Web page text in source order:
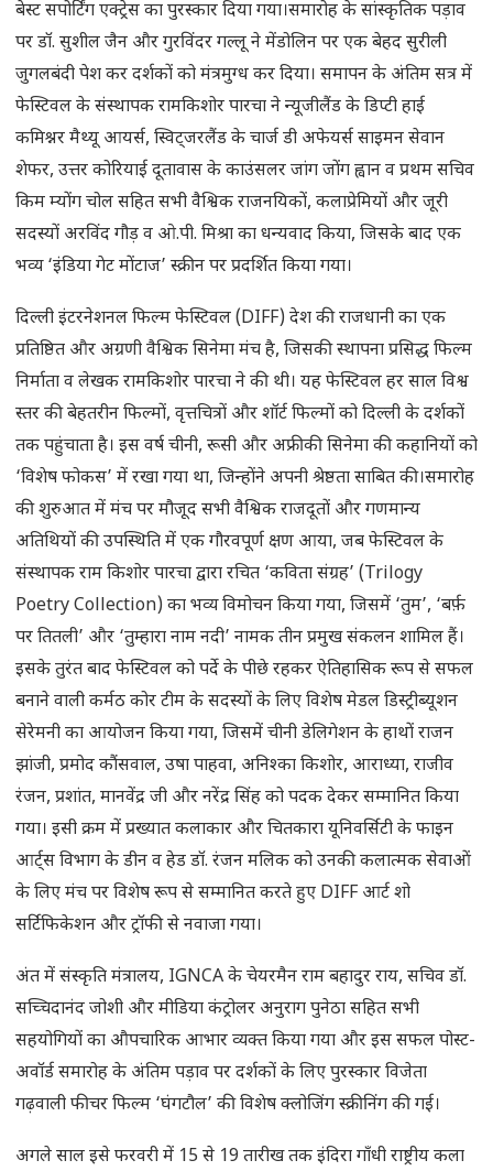
बेस्ट सपोर्टिंग एक्ट्रेस का पुरस्कार दिया गया।समारोह के सांस्कृतिक पड़ाव
पर डॉ. सुशील जैन और गुरविंदर गल्लू ने मेंडोलिन पर एक बेहद सुरीली
जुगलबंदी पेश कर दर्शकों को मंत्रमुग्ध कर दिया। समापन के अंतिम सत्र में
फेस्टिवल के संस्थापक रामकिशोर पारचा ने न्यूजीलैंड के डिप्टी हाई
कमिश्नर मैथ्यू आयर्स, स्विट्जरलैंड के चार्ज डी अफेयर्स साइमन सेवान
शेफर, उत्तर कोरियाई दूतावास के काउंसलर जांग जोंग ह्वान व प्रथम सचिव
किम म्योंग चोल सहित सभी वैश्विक राजनयिकों, कलाप्रेमियों और जूरी
सदस्यों अरविंद गौड़ व ओ.पी. मिश्रा का धन्यवाद किया, जिसके बाद एक
भव्य ‘इंडिया गेट मोंटाज’ स्क्रीन पर प्रदर्शित किया गया।
दिल्ली इंटरनेशनल फिल्म फेस्टिवल (DIFF) देश की राजधानी का एक
प्रतिष्ठित और अग्रणी वैश्विक सिनेमा मंच है, जिसकी स्थापना प्रसिद्ध फिल्म
निर्माता व लेखक रामकिशोर पारचा ने की थी। यह फेस्टिवल हर साल विश्व
स्तर की बेहतरीन फिल्मों, वृत्तचित्रों और शॉर्ट फिल्मों को दिल्ली के दर्शकों
तक पहुंचाता है। इस वर्ष चीनी, रूसी और अफ्रीकी सिनेमा की कहानियों को
‘विशेष फोकस’ में रखा गया था, जिन्होंने अपनी श्रेष्ठता साबित की।समारोह
की शुरुआत में मंच पर मौजूद सभी वैश्विक राजदूतों और गणमान्य
अतिथियों की उपस्थिति में एक गौरवपूर्ण क्षण आया, जब फेस्टिवल के
संस्थापक राम किशोर पारचा द्वारा रचित ‘कविता संग्रह’ (Trilogy
Poetry Collection) का भव्य विमोचन किया गया, जिसमें ‘तुम’, ‘बर्फ़
पर तितली’ और ‘तुम्हारा नाम नदी’ नामक तीन प्रमुख संकलन शामिल हैं।
इसके तुरंत बाद फेस्टिवल को पर्दे के पीछे रहकर ऐतिहासिक रूप से सफल
बनाने वाली कर्मठ कोर टीम के सदस्यों के लिए विशेष मेडल डिस्ट्रीब्यूशन
सेरेमनी का आयोजन किया गया, जिसमें चीनी डेलिगेशन के हाथों राजन
झांजी, प्रमोद कौंसवाल, उषा पाहवा, अनिश्का किशोर, आराध्या, राजीव
रंजन, प्रशांत, मानवेंद्र जी और नरेंद्र सिंह को पदक देकर सम्मानित किया
गया। इसी क्रम में प्रख्यात कलाकार और चितकारा यूनिवर्सिटी के फाइन
आर्ट्स विभाग के डीन व हेड डॉ. रंजन मलिक को उनकी कलात्मक सेवाओं
के लिए मंच पर विशेष रूप से सम्मानित करते हुए DIFF आर्ट शो
सर्टिफिकेशन और ट्रॉफी से नवाजा गया।
अंत में संस्कृति मंत्रालय, IGNCA के चेयरमैन राम बहादुर राय, सचिव डॉ.
सच्चिदानंद जोशी और मीडिया कंट्रोलर अनुराग पुनेठा सहित सभी
सहयोगियों का औपचारिक आभार व्यक्त किया गया और इस सफल पोस्ट-
अवॉर्ड समारोह के अंतिम पड़ाव पर दर्शकों के लिए पुरस्कार विजेता
गढ़वाली फीचर फिल्म ‘घंगटौल’ की विशेष क्लोजिंग स्क्रीनिंग की गई।
अगले साल इसे फरवरी में 15 से 19 तारीख तक इंदिरा गाँधी राष्ट्रीय कला